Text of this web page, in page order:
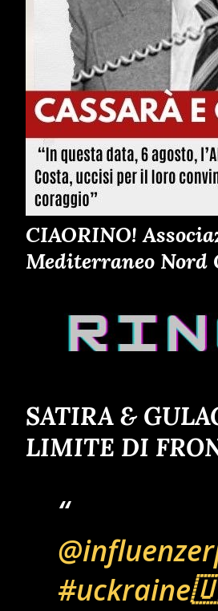
CIAORINO!
Mediterraneo Nord
SATIRA &
LIMITE DI